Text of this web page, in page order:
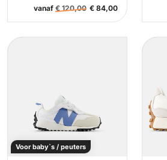
vanaf €120,00 € 84,00
Voor baby`s / peuters